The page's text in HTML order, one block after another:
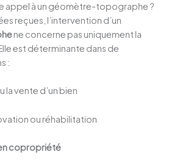
appel à un géomètre-topographe ?
reçues, l’intervention d’un
ne concerne pas uniquement la
est déterminante dans de
:
la vente d’un bien
ou réhabilitation
copropriété